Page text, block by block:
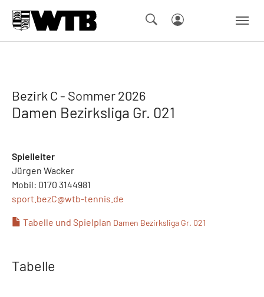
Bezirk C - Sommer 2026
Damen Bezirksliga Gr. 021
Spielleiter
Jürgen Wacker
Mobil: 0170 3144981
sport.bezC@wtb-tennis.de
Tabelle und Spielplan Damen Bezirksliga Gr. 021
Tabelle